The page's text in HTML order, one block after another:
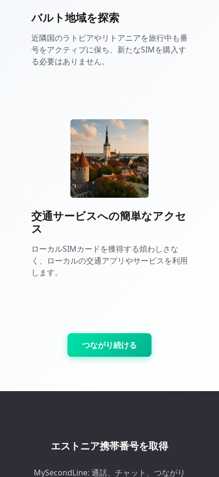
バルト地域を探索
近隣国のラトビアやリトアニアを旅行中も番
号をアクティブに保ち、新たなSIMを購入す
る必要はありません。
交通サービスへの簡単なアクセ
ス
ローカルSIMカードを獲得する煩わしさな
く、ローカルの交通アプリやサービスを利用
します。
つながり続ける
エストニア携帯番号を取得
MySecondLine: 通話、チャット、つながり